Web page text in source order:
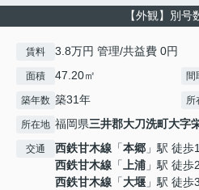
【外観】別号
賃料 3.8万円 管理/共益費 0円
面積 47.20㎡ 間
築年数 築31年 所
所在地 福岡県三井郡大刀洗町大字
交通 西鉄甘木線 「本郷 」駅 徒歩
西鉄甘木線 「上浦 」駅 徒歩
西鉄甘木線 「大堰 」駅 徒歩